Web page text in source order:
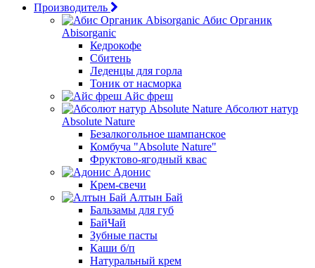
Производитель
Абис Органик
Abisorganic
Кедрокофе
Сбитень
Леденцы для горла
Тоник от насморка
Айс фреш
Абсолют натур
Absolute Nature
Безалкогольное шампанское
Комбуча "Absolute Nature"
Фруктово-ягодный квас
Адонис
Крем-свечи
Алтын Бай
Бальзамы для губ
БайЧай
Зубные пасты
Каши б/п
Натуральный крем